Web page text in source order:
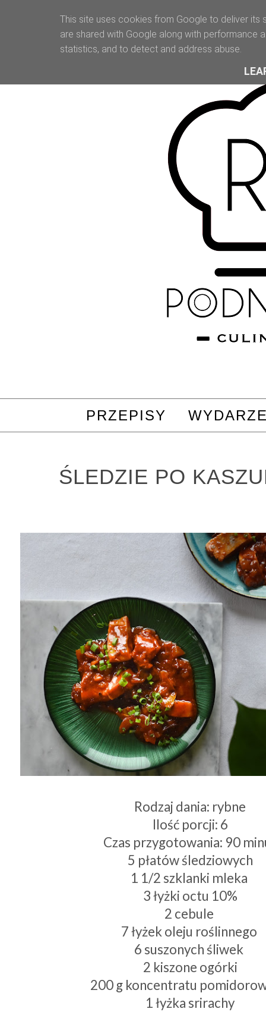
PRZEPISY
ŚLEDZIE PO
Rodzaj dania: rybne
Ilość porcji: 6
Czas przygotowania: 90
5 płatów śledziowych
1 1/2 szklanki mleka
3 łyżki octu 10%
2 cebule
7 łyżek oleju roślinnego
6 suszonych śliwek
2 kiszone ogórki
200 g koncentratu
1 łyżka srirachy
This site uses cookies from Google to deliver its
are shared with Google along with performance
statistics, and to detect and address abuse.